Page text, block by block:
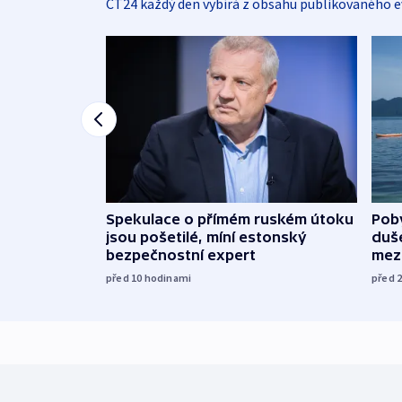
Spekulace o přímém ruském útoku
jsou pošetilé, míní estonský
bezpečnostní expert
před 10 hodinami před